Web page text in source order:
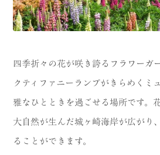
四季折々の花が咲き誇るフラワーガ
クティファニーランプがきらめくミ
雅なひとときを過ごせる場所です。
大自然が生んだ城ヶ崎海岸が広がり
ることができます。